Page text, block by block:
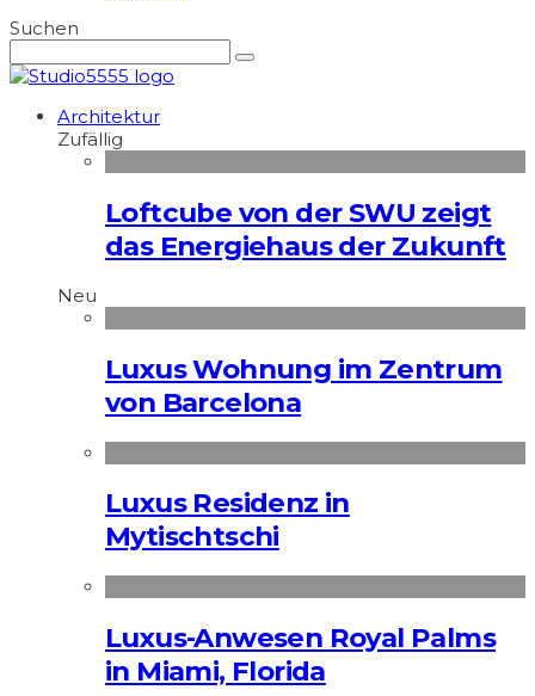
Suchen
Architektur
Zufällig
Loftcube von der SWU zeigt
das Energiehaus der Zukunft
Neu
Luxus Wohnung im Zentrum
von Barcelona
Luxus Residenz in
Mytischtschi
Luxus-Anwesen Royal Palms
in Miami, Florida